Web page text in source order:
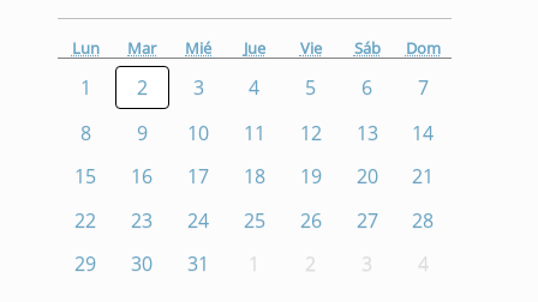
Lun Mar Mié Jue Vie Sáb Dom
1 2 3 4 5 6
7
8
9 10 11 12 13
14
15
16 17 18 19 20
21
22
23 24 25 26 27
28
29
30 31 1 2 3 4